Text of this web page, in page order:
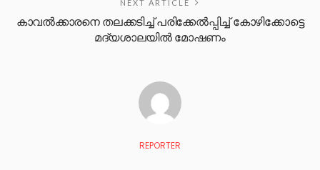
NEXT ARTICLE
കാവൽക്കാരനെ തലക്കടിച്ച് പരിക്കേൽപ്പിച്ച് കോഴിക്കോട്ടെ
മദ്യശാലയിൽ മോഷണം
REPORTER